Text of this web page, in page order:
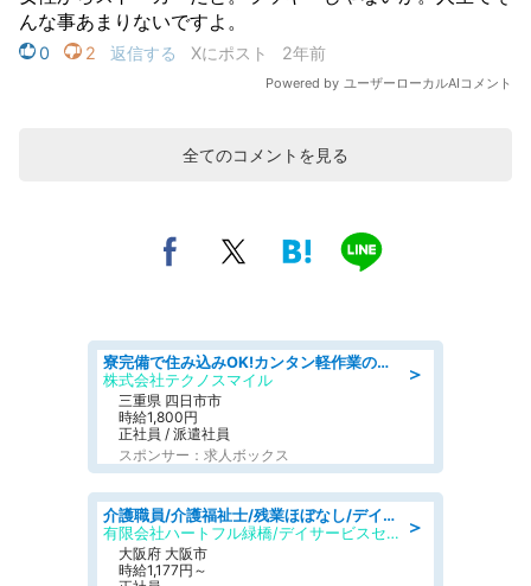
全てのコメントを見る
＞
寮完備で住み込みOK!カンタン軽作業のお仕事 denso aichi
株式会社テクノスマイル
三重県 四日市市
時給1,800円
正社員 / 派遣社員
スポンサー：求人ボックス
＞
介護職員/介護福祉士/残業ほぼなし/デイサービスの介護職/日勤のみ
有限会社ハートフル緑橋/デイサービスセンター ハートフル東成
大阪府 大阪市
時給1,177円～